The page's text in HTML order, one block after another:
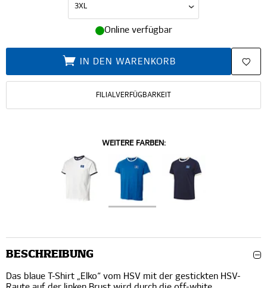
Online verfügbar
IN DEN WARENKORB
FILIALVERFÜGBARKEIT
WEITERE FARBEN:
BESCHREIBUNG
Das blaue T-Shirt „Elko“ vom HSV mit der gestickten HSV-